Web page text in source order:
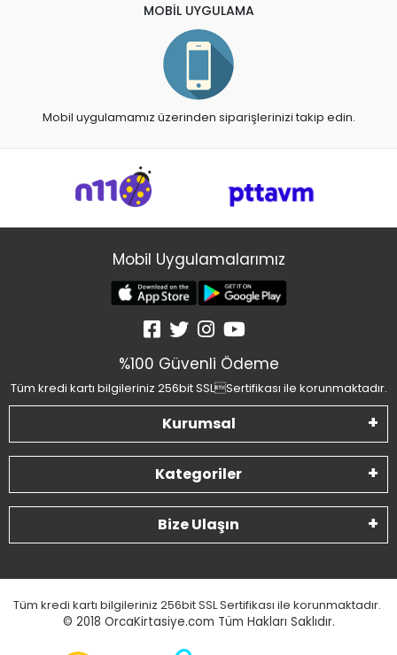
MOBİL UYGULAMA
Mobil uygulamamız üzerinden siparişlerinizi takip edin.
Mobil Uygulamalarımız
%100 Güvenli Ödeme
Tüm kredi kartı bilgileriniz 256bit SSLSertifikası ile korunmaktadır.
Kurumsal
Kategoriler
Bize Ulaşın
Tüm kredi kartı bilgileriniz 256bit SSL Sertifikası ile korunmaktadır.
© 2018 OrcaKirtasiye.com Tüm Hakları Saklıdır.